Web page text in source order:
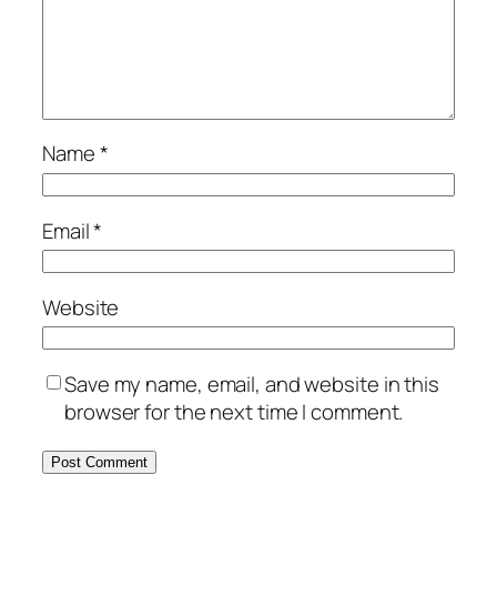
Name*
Email*
Website
Save my name, email, and website in this
browser for the next time I comment.